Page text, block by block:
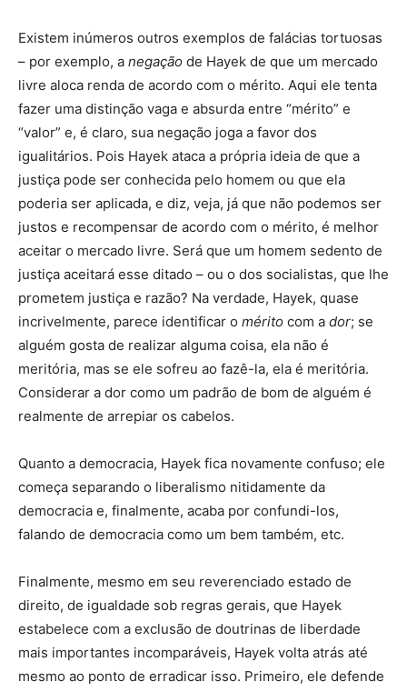
Existem inúmeros outros exemplos de falácias tortuosas
– por exemplo, a negação de Hayek de que um mercado
livre aloca renda de acordo com o mérito. Aqui ele tenta
fazer uma distinção vaga e absurda entre “mérito” e
“valor” e, é claro, sua negação joga a favor dos
igualitários. Pois Hayek ataca a própria ideia de que a
justiça pode ser conhecida pelo homem ou que ela
poderia ser aplicada, e diz, veja, já que não podemos ser
justos e recompensar de acordo com o mérito, é melhor
aceitar o mercado livre. Será que um homem sedento de
justiça aceitará esse ditado – ou o dos socialistas, que lhe
prometem justiça e razão? Na verdade, Hayek, quase
incrivelmente, parece identificar o mérito com a dor; se
alguém gosta de realizar alguma coisa, ela não é
meritória, mas se ele sofreu ao fazê-la, ela é meritória.
Considerar a dor como um padrão de bom de alguém é
realmente de arrepiar os cabelos.
Quanto a democracia, Hayek fica novamente confuso; ele
começa separando o liberalismo nitidamente da
democracia e, finalmente, acaba por confundi-los,
falando de democracia como um bem também, etc.
Finalmente, mesmo em seu reverenciado estado de
direito, de igualdade sob regras gerais, que Hayek
estabelece com a exclusão de doutrinas de liberdade
mais importantes incomparáveis, Hayek volta atrás até
mesmo ao ponto de erradicar isso. Primeiro, ele defende